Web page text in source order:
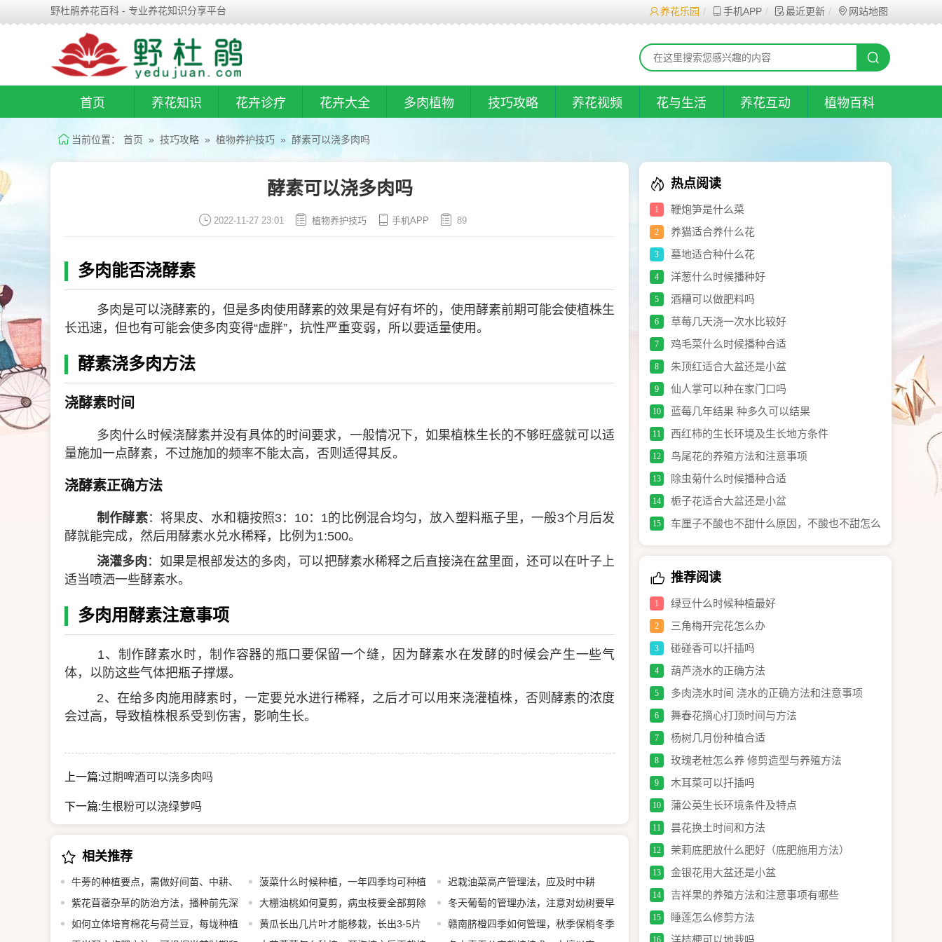
野杜鹃养花百科 - 专业养花知识分享平台 养花乐园 手机APP 最近更新 网站地图
首页 养花知识 花卉诊疗 花卉大全 多肉植物 技巧攻略 养花视频 花与生活 养花互动 植物百科
当前位置： 首页 » 技巧攻略 » 植物养护技巧 » 酵素可以浇多肉吗
酵素可以浇多肉吗
2022-11-27 23:01 植物养护技巧 手机APP 89
多肉能否浇酵素
多肉是可以浇酵素的，但是多肉使用酵素的效果是有好有坏的，使用酵素前期可能会使植株生
长迅速，但也有可能会使多肉变得“虚胖”，抗性严重变弱，所以要适量使用。
酵素浇多肉方法
浇酵素时间
多肉什么时候浇酵素并没有具体的时间要求，一般情况下，如果植株生长的不够旺盛就可以适
量施加一点酵素，不过施加的频率不能太高，否则适得其反。
浇酵素正确方法
制作酵素：将果皮、水和糖按照3：10：1的比例混合均匀，放入塑料瓶子里，一般3个月后发
酵就能完成，然后用酵素水兑水稀释，比例为1:500。
浇灌多肉 ：如果是根部发达的多肉，可以把酵素水稀释之后直接浇在盆里面，还可以在叶子上
适当喷洒一些酵素水。
多肉用酵素注意事项
1、制作酵素水时，制作容器的瓶口要保留一个缝，因为酵素水在发酵的时候会产生一些气
体，以防这些气体把瓶子撑爆。
2、在给多肉施用酵素时，一定要兑水进行稀释，之后才可以用来浇灌植株，否则酵素的浓度
会过高，导致植株根系受到伤害，影响生长。
上一篇:过期啤酒可以浇多肉吗
下一篇:生根粉可以浇绿萝吗
相关推荐
牛蒡的种植要点，需做好间苗、中耕、
追肥等工作
菠菜什么时候种植，一年四季均可种植
迟栽油菜高产管理法，应及时中耕
紫花苜蓿杂草的防治方法，播种前先深
翻整地
大棚油桃如何夏剪，病虫枝要全部剪除
冬天葡萄的管理办法，注意对幼树要早
埋防寒土
如何立体培育棉花与荷兰豆，每垅种植
黄瓜长出几片叶才能移栽，长出3-5片
赣南脐橙四季如何管理，秋季保梢冬季
热点阅读
1 鞭炮笋是什么菜
2 养猫适合养什么花
3 墓地适合种什么花
4 洋葱什么时候播种好
5 酒糟可以做肥料吗
6 草莓几天浇一次水比较好
7 鸡毛菜什么时候播种合适
8 朱顶红适合大盆还是小盆
9 仙人掌可以种在家门口吗
10 蓝莓几年结果 种多久可以结果
11 西红柿的生长环境及生长地方条件
12 鸟尾花的养殖方法和注意事项
13 除虫菊什么时候播种合适
14 栀子花适合大盆还是小盆
15
车厘子不酸也不甜什么原因，不酸也不甜怎么
办
推荐阅读
1 绿豆什么时候种植最好
2 三角梅开完花怎么办
3 碰碰香可以扦插吗
4 葫芦浇水的正确方法
5 多肉浇水时间 浇水的正确方法和注意事项
6 舞春花摘心打顶时间与方法
7 杨树几月份种植合适
8 玫瑰老桩怎么养 修剪造型与养殖方法
9 木耳菜可以扦插吗
10 蒲公英生长环境条件及特点
11 昙花换土时间和方法
12 茉莉底肥放什么肥好（底肥施用方法）
13 金银花用大盆还是小盆
14 吉祥果的养殖方法和注意事项有哪些
15 睡莲怎么修剪方法
16 洋桔梗可以地栽吗